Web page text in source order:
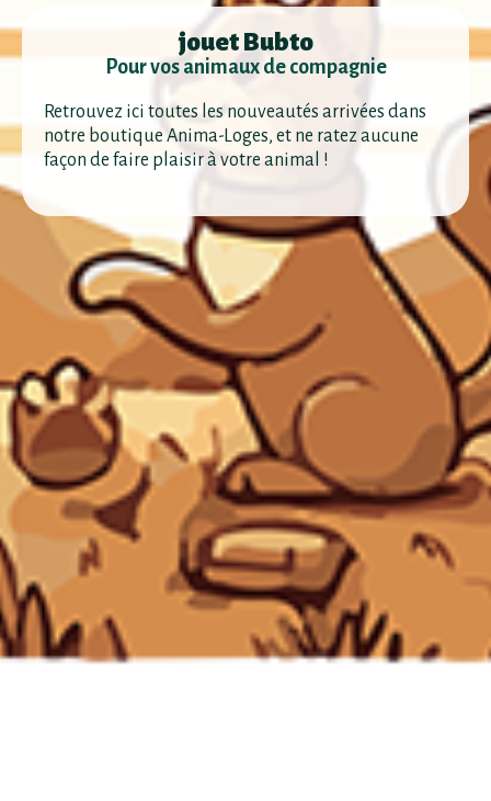
jouet Bubto
Pour vos animaux de compagnie
Retrouvez ici toutes les nouveautés arrivées dans
notre boutique Anima-Loges, et ne ratez aucune
façon de faire plaisir à votre animal !